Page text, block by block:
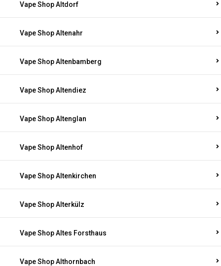
Vape Shop Altdorf
Vape Shop Altenahr
Vape Shop Altenbamberg
Vape Shop Altendiez
Vape Shop Altenglan
Vape Shop Altenhof
Vape Shop Altenkirchen
Vape Shop Alterkülz
Vape Shop Altes Forsthaus
Vape Shop Althornbach